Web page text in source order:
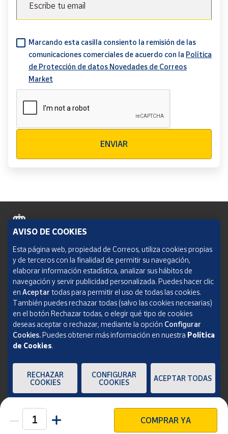
Unidades COMPRAR YA
Escribe tu email
Marcando esta casilla consiento la remisión de las
comunicaciones comerciales de acuerdo con la Política
de Protección de datos Novedades de Correos
Market
ENVIAR
Política de cookies
Aviso legal
Condiciones del servicio
Política de Privacidad Web
Informe de transparencia
SOCIEDAD ESTATAL CORREOS Y TELÉGRAFOS, S.A., S.M.E. Todos los derechos
AVISO DE COOKIES
Esta página web, propiedad de Correos, utiliza cookies propias
y de terceros con la finalidad de permitir su navegación,
elaborar información estadística, analizar sus hábitos de
navegación y servir publicidad personalizada. Puedes hacer clic
en Aceptar todas para permitir el uso de todas las cookies.
También puedes rechazar todas (salvo las cookies necesarias)
en el botón Rechazar todas, o elegir qué tipo de cookies
deseas aceptar o rechazar, mediante la opción Configurar
Cookies.Puedes obtener más información en nuestra Política
de Cookies.
RECHAZAR
COOKIES
CONFIGURAR
COOKIES
ACEPTAR TODAS